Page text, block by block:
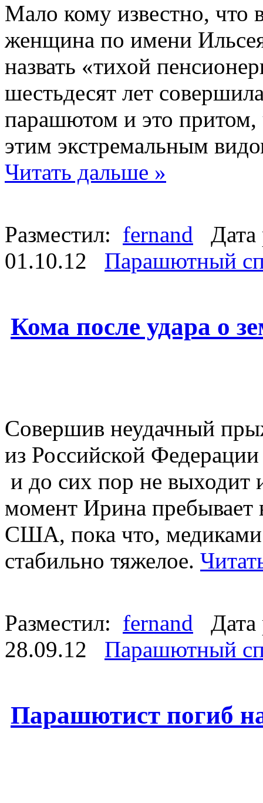
Мало кому известно, что
женщина по имени
назвать «тихой
шестьдесят лет
парашютом и это притом,
этим экстремальным
Читать дальше »
Разместил: fernand Дата
01.10.12 Парашютный
Кома после удара о
Совершив неудачный
из Российской
и до сих пор не выходит
момент Ирина пребывает
США, пока что, медиками
стабильно тяжелое.
Разместил: fernand Дата
28.09.12 Парашютный
Парашютист погиб